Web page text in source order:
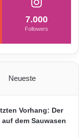
7.000
Followers
Neueste
Vorhang: Der
dem Sauwasen